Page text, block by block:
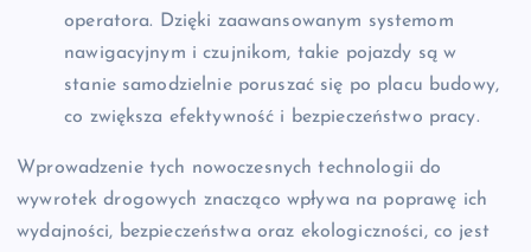
operatora. Dzięki zaawansowanym systemom
nawigacyjnym i czujnikom, takie pojazdy są w
stanie samodzielnie poruszać się po placu budowy,
co zwiększa efektywność i bezpieczeństwo pracy.
Wprowadzenie tych nowoczesnych technologii do
wywrotek drogowych znacząco wpływa na poprawę ich
wydajności, bezpieczeństwa oraz ekologiczności, co jest